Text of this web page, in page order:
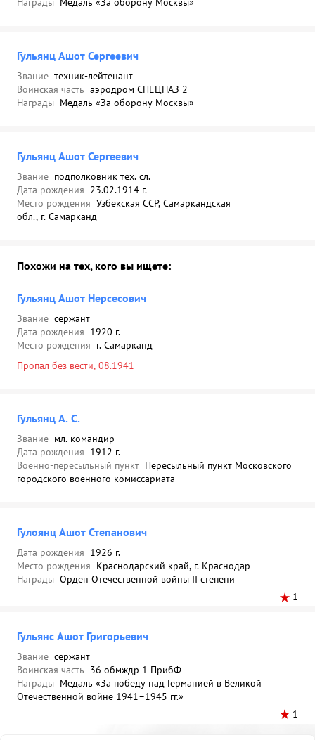
Гульянц Ашот Сергеевич
Звание техник-лейтенант
Воинская часть аэродром СПЕЦНАЗ 2
Награды Медаль «За оборону Москвы»
Гульянц Ашот Сергеевич
Звание подполковник тех. сл.
Дата рождения 23.02.1914 г.
Место рождения Узбекская ССР, Самаркандская
обл., г. Самарканд
Похожи на тех, кого вы ищете:
Гульянц Ашот Нерсесович
Звание сержант
Дата рождения 1920 г.
Место рождения г. Самарканд
Пропал без вести, 08.1941
Гульянц А. С.
Звание мл. командир
Дата рождения 1912 г.
Военно-пересыльный пункт Пересыльный пункт Московского
городского военного комиссариата
Гулоянц Ашот Степанович
Дата рождения 1926 г.
Место рождения Краснодарский край, г. Краснодар
Награды Орден Отечественной войны II степени
1
Гульянс Ашот Григорьевич
Звание сержант
Воинская часть 36 обмждр 1 ПрибФ
Награды Медаль «За победу над Германией в Великой
Отечественной войне 1941–1945 гг.»
1